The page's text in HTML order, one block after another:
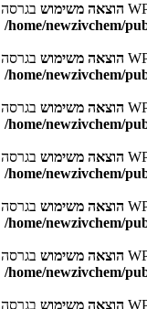
הוצאה משימוש בגרסה 6.3.0! יש להשתמש ב- WP_Scripts::get_inline_script_data() or WP_Scripts::get_inline_script_tag() במקום. in
/home/newzivchem/
הוצאה משימוש בגרסה 6.3.0! יש להשתמש ב- WP_Scripts::get_inline_script_data() or WP_Scripts::get_inline_script_tag() במקום. in
/home/newzivchem/
הוצאה משימוש בגרסה 6.3.0! יש להשתמש ב- WP_Scripts::get_inline_script_data() or WP_Scripts::get_inline_script_tag() במקום. in
/home/newzivchem/
הוצאה משימוש בגרסה 6.3.0! יש להשתמש ב- WP_Scripts::get_inline_script_data() or WP_Scripts::get_inline_script_tag() במקום. in
/home/newzivchem/
הוצאה משימוש בגרסה 6.3.0! יש להשתמש ב- WP_Scripts::get_inline_script_data() or WP_Scripts::get_inline_script_tag() במקום. in
/home/newzivchem/
הוצאה משימוש בגרסה 6.3.0! יש להשתמש ב- WP_Scripts::get_inline_script_data() or WP_Scripts::get_inline_script_tag() במקום. in
/home/newzivchem/
הוצאה משימוש בגרסה 6.3.0! יש להשתמש ב- WP_Scripts::get_inline_script_data() or WP_Scripts::get_inline_script_tag() במקום. in